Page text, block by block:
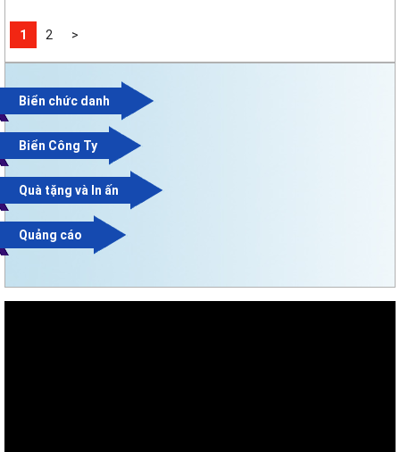
1 2 >
Biển chức danh
Biển Công Ty
Quà tặng và In ấn
Quảng cáo